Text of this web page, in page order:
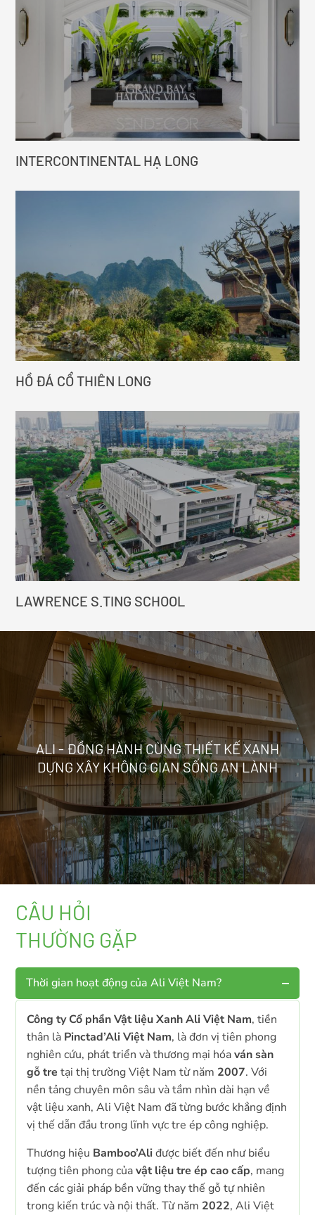
INTERCONTINENTAL HẠ LONG
HỒ ĐÁ CỔ THIÊN LONG
LAWRENCE S.TING SCHOOL
ALI - ĐỒNG HÀNH CÙNG THIẾT KẾ XANH
DỰNG XÂY KHÔNG GIAN SỐNG AN LÀNH
CÂU HỎI
THƯỜNG GẶP
Thời gian hoạt động của Ali Việt Nam?
Công ty Cổ phần Vật liệu Xanh Ali Việt Nam, tiền
thân là Pinctad’Ali Việt Nam, là đơn vị tiên phong
nghiên cứu, phát triển và thương mại hóaván sàn
gỗ tre tại thị trường Việt Nam từ năm 2007. Với
nền tảng chuyên môn sâu và tầm nhìn dài hạn về
vật liệu xanh, Ali Việt Nam đã từng bước khẳng định
vị thế dẫn đầu trong lĩnh vực tre ép công nghiệp.
Thương hiệu Bamboo’Aliđược biết đến như biểu
tượng tiên phong củavật liệu tre ép cao cấp, mang
đến các giải pháp bền vững thay thế gỗ tự nhiên
trong kiến trúc và nội thất. Từ năm 2022, Ali Việt